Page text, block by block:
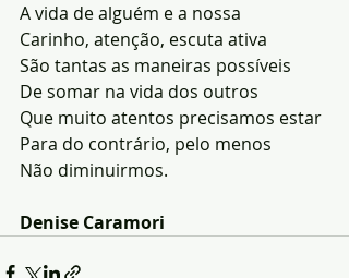
A vida de alguém e a nossa
Carinho, atenção, escuta ativa
São tantas as maneiras possíveis
De somar na vida dos outros
Que muito atentos precisamos estar
Para do contrário, pelo menos
Não diminuirmos.
Denise Caramori